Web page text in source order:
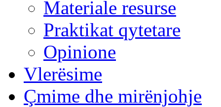
Materiale resurse
Praktikat qytetare
Opinione
Vlerësime
Çmime dhe mirënjohje